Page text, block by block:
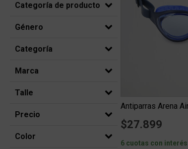
Categoría de producto
Género
Categoría
Marca
Talle
Precio
Color
Antiparras Arena
$27.899
6 cuotas con interés